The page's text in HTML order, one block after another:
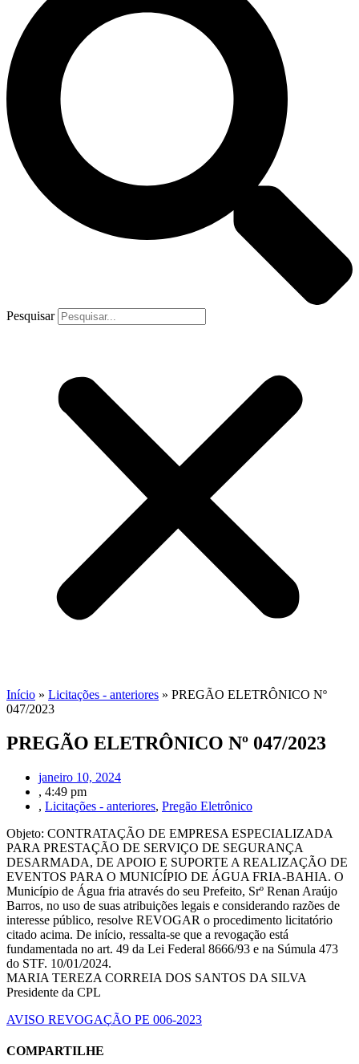
Pesquisar
Início » Licitações - anteriores » PREGÃO ELETRÔNICO Nº
047/2023
PREGÃO ELETRÔNICO Nº 047/2023
janeiro 10, 2024
, 4:49 pm
, Licitações - anteriores, Pregão Eletrônico
Objeto: CONTRATAÇÃO DE EMPRESA ESPECIALIZADA
PARA PRESTAÇÃO DE SERVIÇO DE SEGURANÇA
DESARMADA, DE APOIO E SUPORTE A REALIZAÇÃO DE
EVENTOS PARA O MUNICÍPIO DE ÁGUA FRIA-BAHIA. O
Município de Água fria através do seu Prefeito, Srº Renan Araújo
Barros, no uso de suas atribuições legais e considerando razões de
interesse público, resolve REVOGAR o procedimento licitatório
citado acima. De início, ressalta-se que a revogação está
fundamentada no art. 49 da Lei Federal 8666/93 e na Súmula 473
do STF. 10/01/2024.
MARIA TEREZA CORREIA DOS SANTOS DA SILVA
Presidente da CPL
AVISO REVOGAÇÃO PE 006-2023
COMPARTILHE